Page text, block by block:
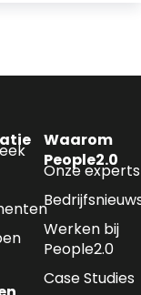
Waarom
People2.0
Onze experts
Werken bij
People2.0
Case Studies